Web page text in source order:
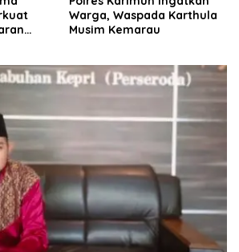
Warga, Waspada Karthula
Musim Kemarau